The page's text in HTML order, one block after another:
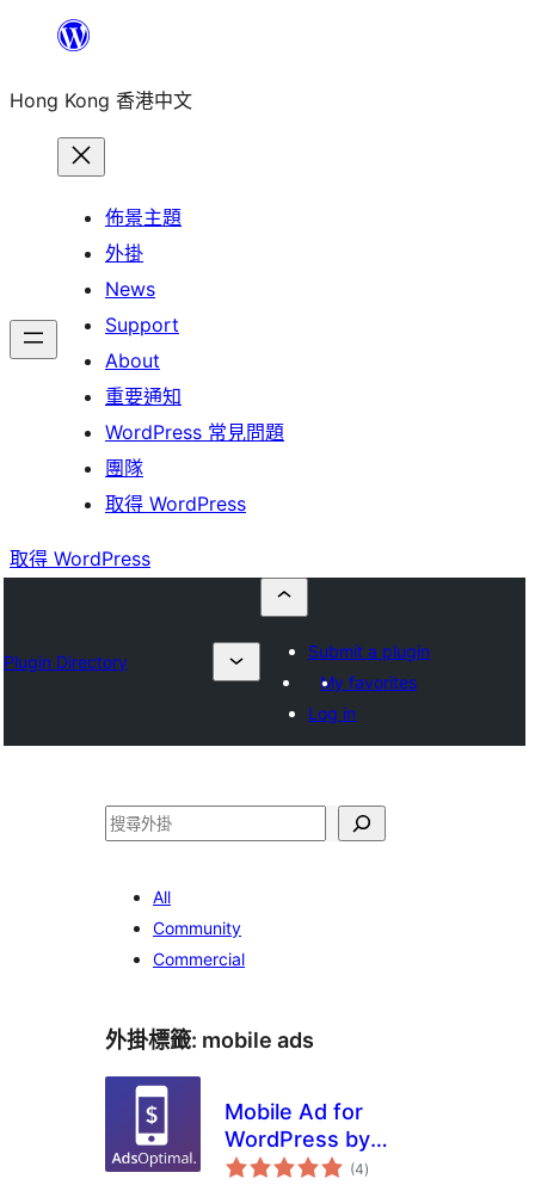
主
Hong Kong 香港中文
佈景主題
外掛
News
Support
About
重要通知
WordPress 常見問題
團隊
取得 WordPress
取得 WordPress
Plugin Directory
Submit a plugin
My favorites
Log in
搜
All
Community
Commercial
外掛標籤: mobile ads
Mobile Ad for
WordPress by
AdsOptimal (4總
評)